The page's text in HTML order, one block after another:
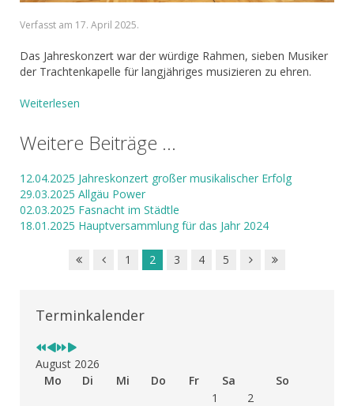
Verfasst am 17. April 2025.
Das Jahreskonzert war der würdige Rahmen, sieben Musiker
der Trachtenkapelle für langjähriges musizieren zu ehren.
Weiterlesen
Weitere Beiträge ...
12.04.2025 Jahreskonzert großer musikalischer Erfolg
29.03.2025 Allgäu Power
02.03.2025 Fasnacht im Städtle
18.01.2025 Hauptversammlung für das Jahr 2024
1 2 3 4 5
Terminkalender
August 2026
Mo
Di Mi Do Fr Sa
So
1
2